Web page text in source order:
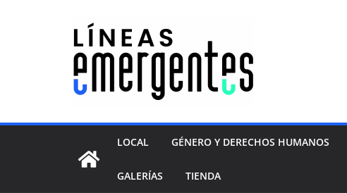
LOCAL GÉNERO Y DERECHOS HUMANOS
GALERÍAS TIENDA